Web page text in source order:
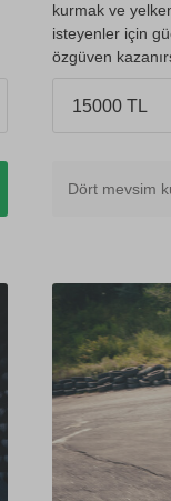
kurmak ve
isteyenler için
özgüven
15000 TL
Dört mevsim